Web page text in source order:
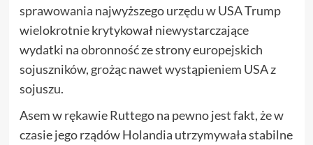
sprawowania najwyższego urzędu w USA Trump
wielokrotnie krytykował niewystarczające
wydatki na obronność ze strony europejskich
sojuszników, grożąc nawet wystąpieniem USA z
sojuszu.
Asem w rękawie Ruttego na pewno jest fakt, że w
czasie jego rządów Holandia utrzymywała stabilne